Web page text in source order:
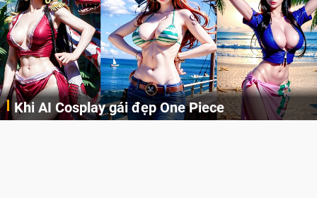
Cosplay Xiangling siêu cute